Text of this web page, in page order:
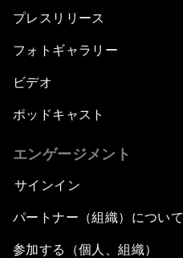
プレスリリース
フォトギャラリー
ビデオ
ポッドキャスト
エンゲージメント
サインイン
パートナー（組織）について
参加する（個人、組織）